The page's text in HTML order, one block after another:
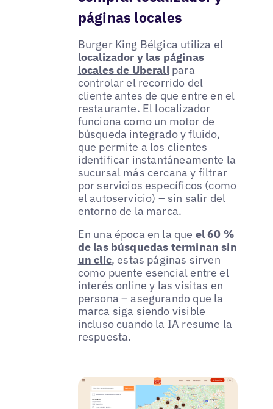
páginas locales
Burger King Bélgica utiliza el
localizador y las páginas
locales de Uberallpara
controlar el recorrido del
cliente antes de que entre en el
restaurante. El localizador
funciona como un motor de
búsqueda integrado y fluido,
que permite a los clientes
identificar instantáneamente la
sucursal más cercana y filtrar
por servicios específicos (como
el autoservicio) – sin salir del
entorno de la marca.
En una época en la que el 60 %
de las búsquedas terminan sin
un clic, estas páginas sirven
como puente esencial entre el
interés online y las visitas en
persona – asegurando que la
marca siga siendo visible
incluso cuando la IA resume la
respuesta.